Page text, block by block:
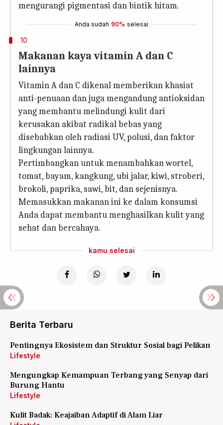
mengurangi pigmentasi dan bintik hitam.
Anda sudah 90% selesai
10
Makanan kaya vitamin A dan C
lainnya
Vitamin A dan C dikenal memberikan khasiat
anti-penuaan dan juga mengandung antioksidan
yang membantu melindungi kulit dari
kerusakan akibat radikal bebas yang
disebabkan oleh radiasi UV, polusi, dan faktor
lingkungan lainnya.
Pertimbangkan untuk menambahkan wortel,
tomat, bayam, kangkung, ubi jalar, kiwi, stroberi,
brokoli, paprika, sawi, bit, dan sejenisnya.
Memasukkan makanan ini ke dalam konsumsi
Anda dapat membantu menghasilkan kulit yang
sehat dan bercahaya.
kamu selesai
Berita Terbaru
Pentingnya Ekosistem dan Struktur Sosial bagi Pelikan
Lifestyle
Mengungkap Kemampuan Terbang yang Senyap dari
Burung Hantu
Lifestyle
Kulit Badak: Keajaiban Adaptif di Alam Liar